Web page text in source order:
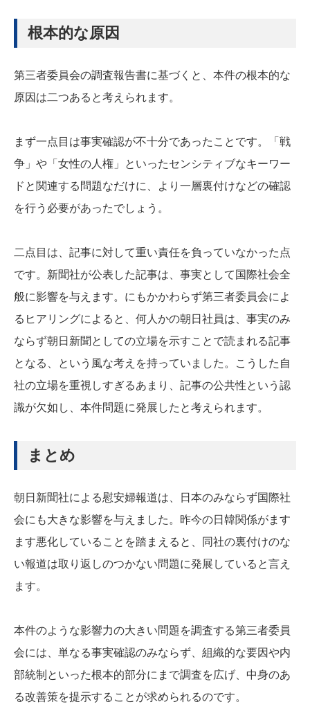
根本的な原因
第三者委員会の調査報告書に基づくと、本件の根本的な
原因は二つあると考えられます。
まず一点目は事実確認が不十分であったことです。「戦
争」や「女性の人権」といったセンシティブなキーワー
ドと関連する問題なだけに、より一層裏付けなどの確認
を行う必要があったでしょう。
二点目は、記事に対して重い責任を負っていなかった点
です。新聞社が公表した記事は、事実として国際社会全
般に影響を与えます。にもかかわらず第三者委員会によ
るヒアリングによると、何人かの朝日社員は、事実のみ
ならず朝日新聞としての立場を示すことで読まれる記事
となる、という風な考えを持っていました。こうした自
社の立場を重視しすぎるあまり、記事の公共性という認
識が欠如し、本件問題に発展したと考えられます。
まとめ
朝日新聞社による慰安婦報道は、日本のみならず国際社
会にも大きな影響を与えました。昨今の日韓関係がます
ます悪化していることを踏まえると、同社の裏付けのな
い報道は取り返しのつかない問題に発展していると言え
ます。
本件のような影響力の大きい問題を調査する第三者委員
会には、単なる事実確認のみならず、組織的な要因や内
部統制といった根本的部分にまで調査を広げ、中身のあ
る改善策を提示することが求められるのです。